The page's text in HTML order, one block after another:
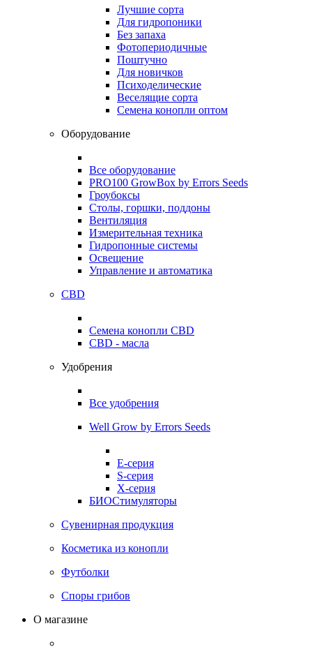
Лучшие сорта
Для гидропоники
Без запаха
Фотопериодичные
Поштучно
Для новичков
Психоделические
Веселящие сорта
Семена конопли оптом
Оборудование
Все оборудование
PRO100 GrowBox by Errors Seeds
Гроубоксы
Столы, горшки, поддоны
Вентиляция
Измерительная техника
Гидропонные системы
Освещение
Управление и автоматика
CBD
Семена конопли CBD
CBD - масла
Удобрения
Все удобрения
Well Grow by Errors Seeds
E-серия
S-серия
X-серия
БИОСтимуляторы
Сувенирная продукция
Косметика из конопли
Футболки
Споры грибов
О магазине